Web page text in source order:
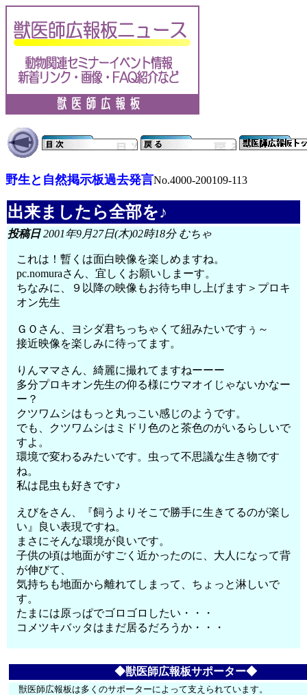
野生と自然掲示板過去発言No.4000-200109-113
出来ましたら全部を♪
投稿日2001年9月27日(木)02時18分 むちゃ
これは！暫くは面白映像を楽しめますね。
pc.nomuraさん、宜しくお願いしまーす。
ちなみに、９以降の映像もお待ち申し上げます＞プロキ
オン先生
ＧＯさん、ヨシダ君ちっちゃくて紐みたいですぅ～
接近映像を楽しみに待ってます。
りんママさん、綺麗に撮れてますねーーー
多分プロキオン先生の仰る様にウマオイじゃないかなー
ー？
クツワムシはもっと丸っこい感じのようです。
でも、クツワムシはミドリ色のと茶色のがいるらしいで
すよ。
環境で変わるみたいです。虫って不思議な生き物です
ね。
私は昆虫も好きです♪
えびをさん、『飼うよりそこで勝手に生きてるのが楽し
い』良い表現ですね。
まさにそんな環境が良いです。
子供の頃は地面がすごく近かったのに、大人になって背
が伸びて、
気持ちも地面から離れてしまって、ちょっと淋しいで
す。
たまには原っぱでゴロゴロしたい・・・
コメツキバッタはまだ居るだろうか・・・
◆獣医師広報板サポーター◆
獣医師広報板は多くのサポーターによって支えられています。